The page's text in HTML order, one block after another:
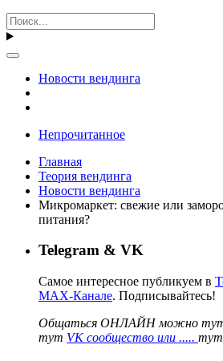
Новости вендинга
Непрочитанное
Главная
Теория вендинга
Новости вендинга
Микромаркет: свежие или
питания?
Telegram & VK
Самое интересное публикуем в
MAX-Канале. Подписывайтесь!
Общаться ОНЛАЙН можно
тут VK сообщество или ..... тут